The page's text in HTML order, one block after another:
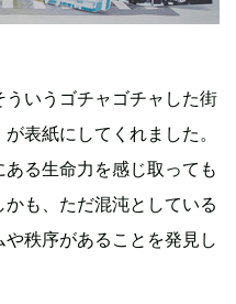
ういうゴチャゴチャした街
表紙にしてくれました。
る生命力を感じ取っても
も、ただ混沌としている
秩序があることを発見し